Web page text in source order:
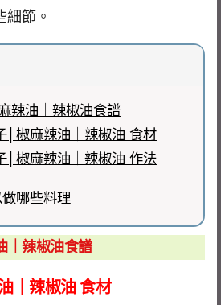
細節。
辣油｜辣椒油食譜
│椒麻辣油｜辣椒油 食材
│椒麻辣油｜辣椒油 作法
哪些料理
｜辣椒油食譜
｜辣椒油 食材